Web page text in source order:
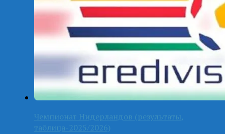
Чемпионат Нидерландов (результаты,
таблица-2025/2026)